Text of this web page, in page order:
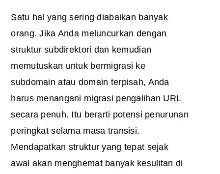
Satu hal yang sering diabaikan banyak
orang. Jika Anda meluncurkan dengan
struktur subdirektori dan kemudian
memutuskan untuk bermigrasi ke
subdomain atau domain terpisah, Anda
harus menangani migrasi pengalihan URL
secara penuh. Itu berarti potensi penurunan
peringkat selama masa transisi.
Mendapatkan struktur yang tepat sejak
awal akan menghemat banyak kesulitan di